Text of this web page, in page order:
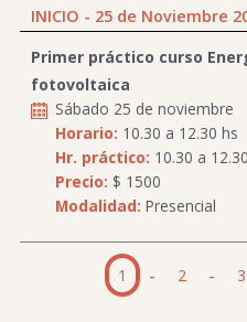
INICIO - 25 de Noviembre
Primer práctico curso
fotovoltaica
Sábado 25 de noviembre
Horario: 10.30 a 12.30 hs
Hr. práctico: 10.30 a
Precio: $ 1500
Modalidad: Presencial
1 - 2 - 3